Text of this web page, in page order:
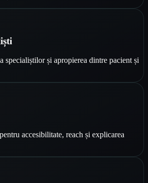
specialiștilor și apropierea dintre pacient și
accesibilitate, reach și explicarea